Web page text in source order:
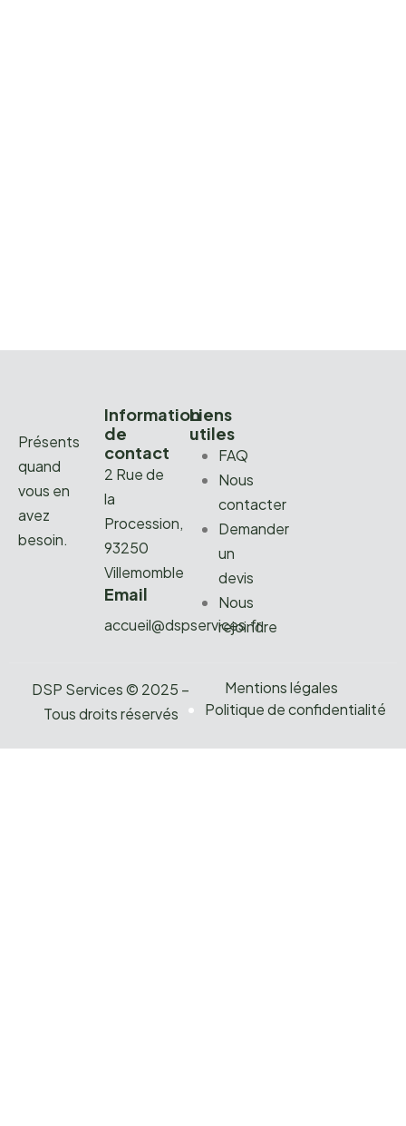
Présents
quand
vous en
avez
besoin.
Information
de
contact
2 Rue de
la
Procession,
93250
Villemomble
Email
accueil@dspservices.fr
Liens
utiles
FAQ
Nous
contacter
Demander
un
devis
Nous
rejoindre
DSP Services © 2025 –
Tous droits réservés
Mentions légales
Politique de confidentialité